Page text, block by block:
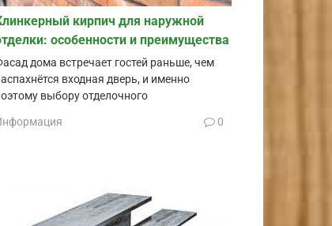
кирпич для наружной
особенности и преимущества
дома встречает гостей раньше, чем
входная дверь, и именно
выбору отделочного
0